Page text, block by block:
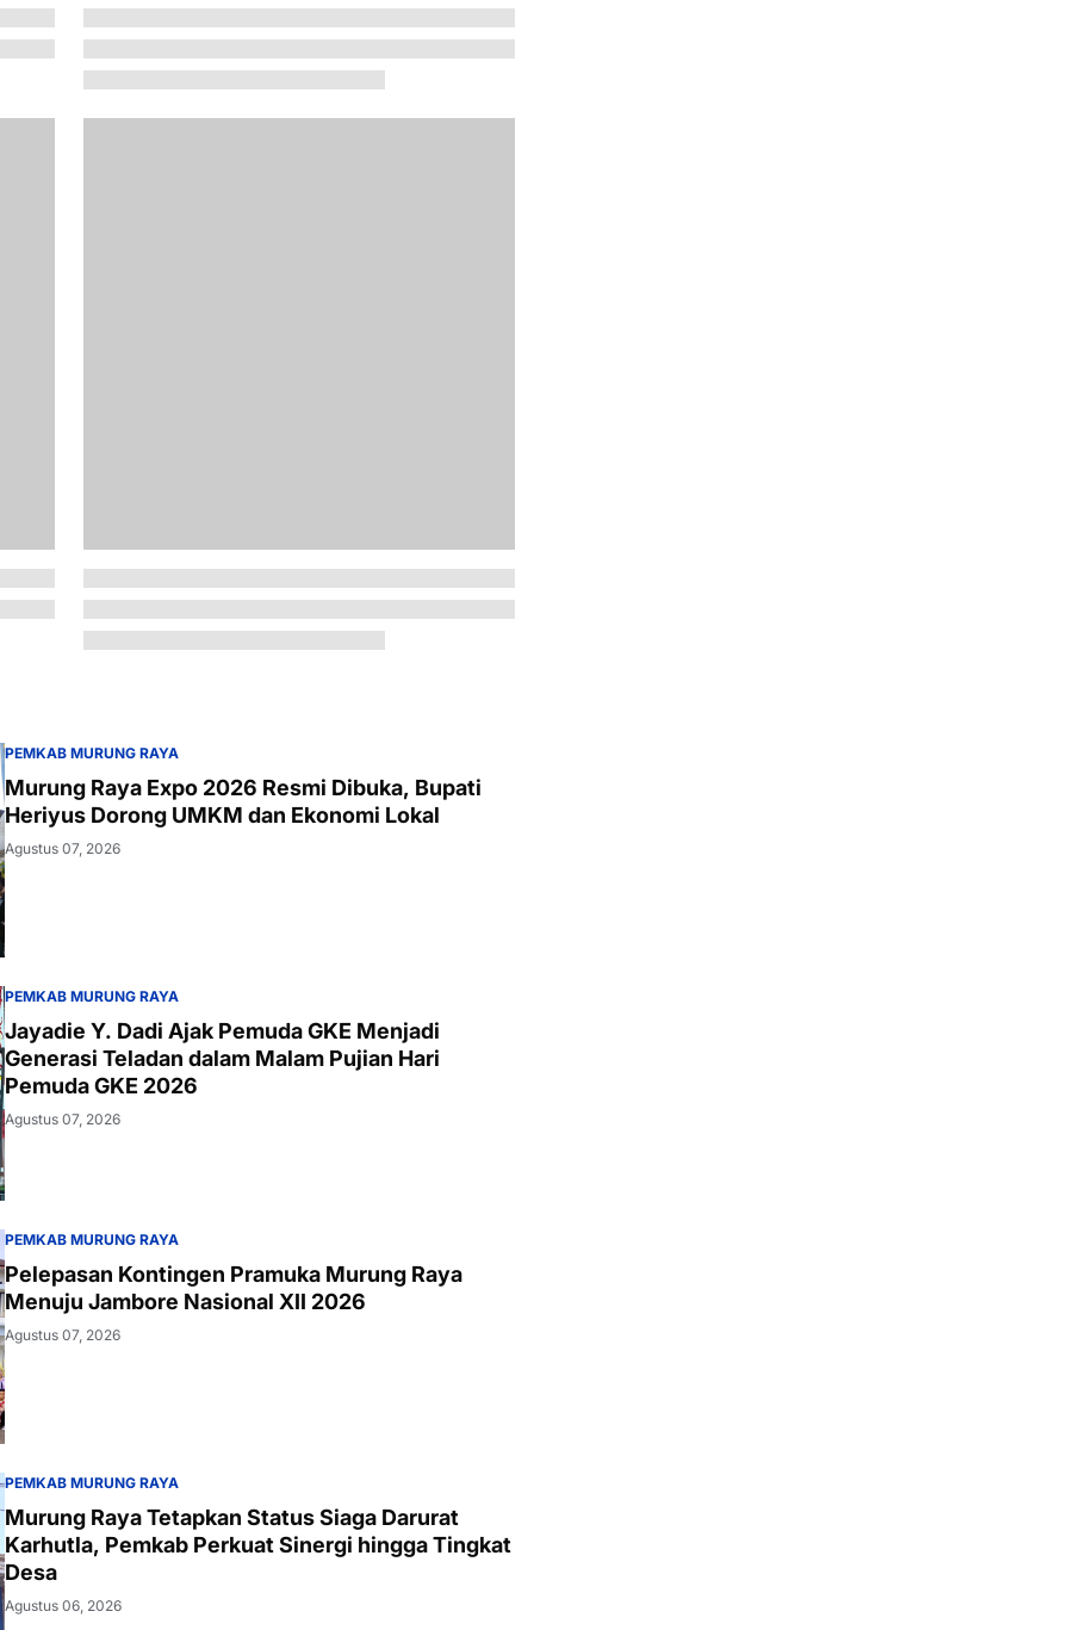
PEMKAB MURUNG RAYA
Murung Raya Expo 2026 Resmi Dibuka, Bupati
Heriyus Dorong UMKM dan Ekonomi Lokal
Agustus 07, 2026
PEMKAB MURUNG RAYA
Jayadie Y. Dadi Ajak Pemuda GKE Menjadi
Generasi Teladan dalam Malam Pujian Hari
Pemuda GKE 2026
Agustus 07, 2026
PEMKAB MURUNG RAYA
Pelepasan Kontingen Pramuka Murung Raya
Menuju Jambore Nasional XII 2026
Agustus 07, 2026
PEMKAB MURUNG RAYA
Murung Raya Tetapkan Status Siaga Darurat
Karhutla, Pemkab Perkuat Sinergi hingga Tingkat
Desa
Agustus 06, 2026